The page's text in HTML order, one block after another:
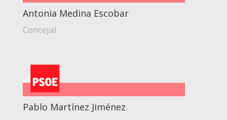
Antonia Medina Escobar
Concejal
Pablo Martínez Jiménez